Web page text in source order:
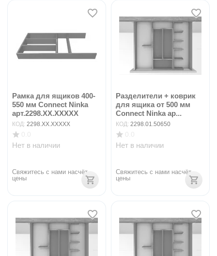
Рамка для ящиков 400-
550 мм Connect Ninka
арт.2298.XX.XXXXX
КОД: 2298.XX.XXXXX
Нет в наличии
Свяжитесь с нами насчёт
цены
Разделители + коврик
для ящика от 500 мм
Connect Ninka ар...
КОД: 2298.01.50650
Нет в наличии
Свяжитесь с нами насчёт
цены